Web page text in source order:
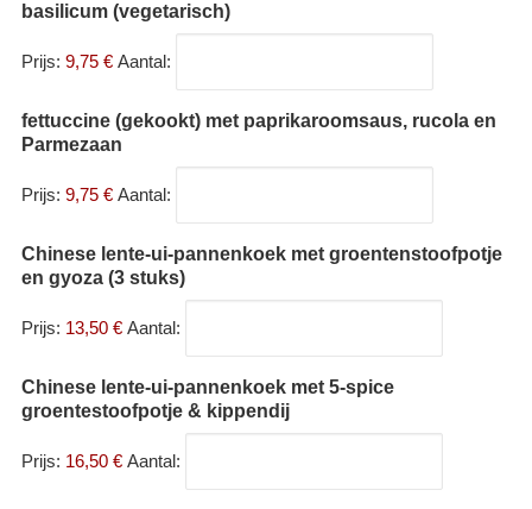
basilicum (vegetarisch)
Prijs: 9,75 € Aantal:
fettuccine (gekookt) met paprikaroomsaus, rucola en
Parmezaan
Prijs: 9,75 € Aantal:
Chinese lente-ui-pannenkoek met groentenstoofpotje
en gyoza (3 stuks)
Prijs: 13,50 € Aantal:
Chinese lente-ui-pannenkoek met 5-spice
groentestoofpotje & kippendij
Prijs: 16,50 € Aantal: